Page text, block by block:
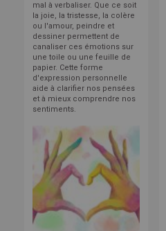
mal à verbaliser. Que ce soit
la joie, la tristesse, la colère
ou l'amour, peindre et
dessiner permettent de
canaliser ces émotions sur
une toile ou une feuille de
papier. Cette forme
d'expression personnelle
aide à clarifier nos pensées
et à mieux comprendre nos
sentiments.